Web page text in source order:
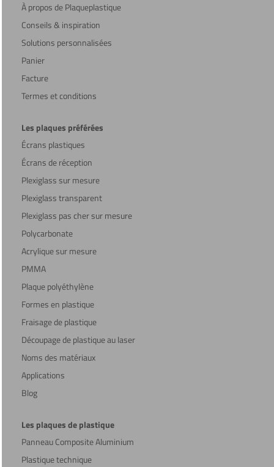
À propos de Plaqueplastique
Conseils & inspiration
Solutions personnalisées
Panier
Facture
Termes et conditions
Les plaques préférées
Écrans plastiques
Écrans de réception
Plexiglass sur mesure
Plexiglass transparent
Plexiglass pas cher sur mesure
Polycarbonate
Acrylique sur mesure
PMMA
Plaque polyéthylène
Formes en plastique
Fraisage de plastique
Découpage de plastique au laser
Noms des matériaux
Applications
Blog
Les plaques de plastique
Panneau Composite Aluminium
Plastique technique